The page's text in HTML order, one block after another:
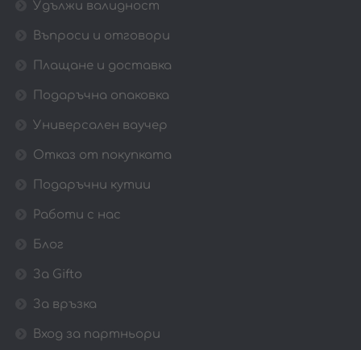
Удължи валидност
Въпроси и отговори
Плащане и доставка
Подаръчна опаковка
Универсален ваучер
Отказ от покупката
Подаръчни кутии
Работи с нас
Блог
За Gifto
За връзка
Вход за партньори